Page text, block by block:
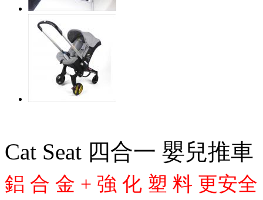
Cat Seat 四合一 嬰兒推車
鋁 合 金 + 強 化 塑 料 更安全